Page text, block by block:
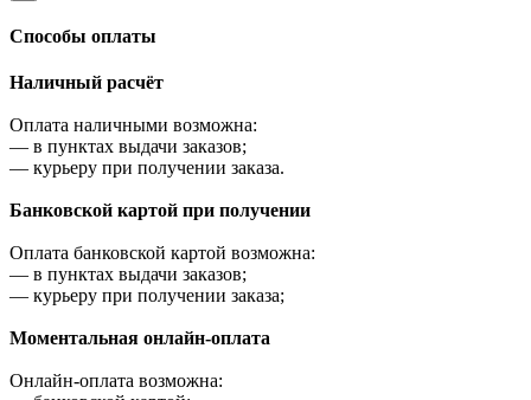
Cпособы оплаты
Наличный расчёт
Оплата наличными возможна:
— в пунктах выдачи заказов;
— курьеру при получении заказа.
Банковской картой при получении
Оплата банковской картой возможна:
— в пунктах выдачи заказов;
— курьеру при получении заказа;
Моментальная онлайн-оплата
Онлайн-оплата возможна: